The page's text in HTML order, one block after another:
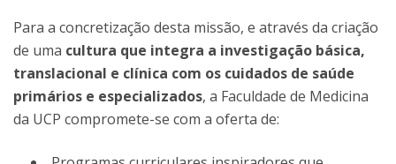
Para a concretização desta missão, e através da criação
de uma cultura que integra a investigação básica,
translacional e clínica com os cuidados de saúde
primários e especializados, a Faculdade de Medicina
da UCP compromete-se com a oferta de: